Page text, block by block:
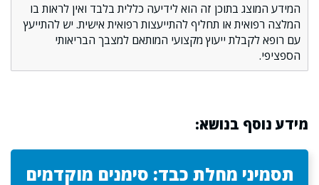
המידע המוצג בתוכן זה הוא לידיעה כללית בלבד ואין לראות בו
המלצה רפואית או תחליף להתייעצות רפואית אישית. יש להתייעץ
עם רופא לקבלת ייעוץ מקצועי המותאם למצבך הבריאותי
הספציפי.
מידע נוסף בנושא:
תסמיני מחלת כבד: סימנים מוקדמים